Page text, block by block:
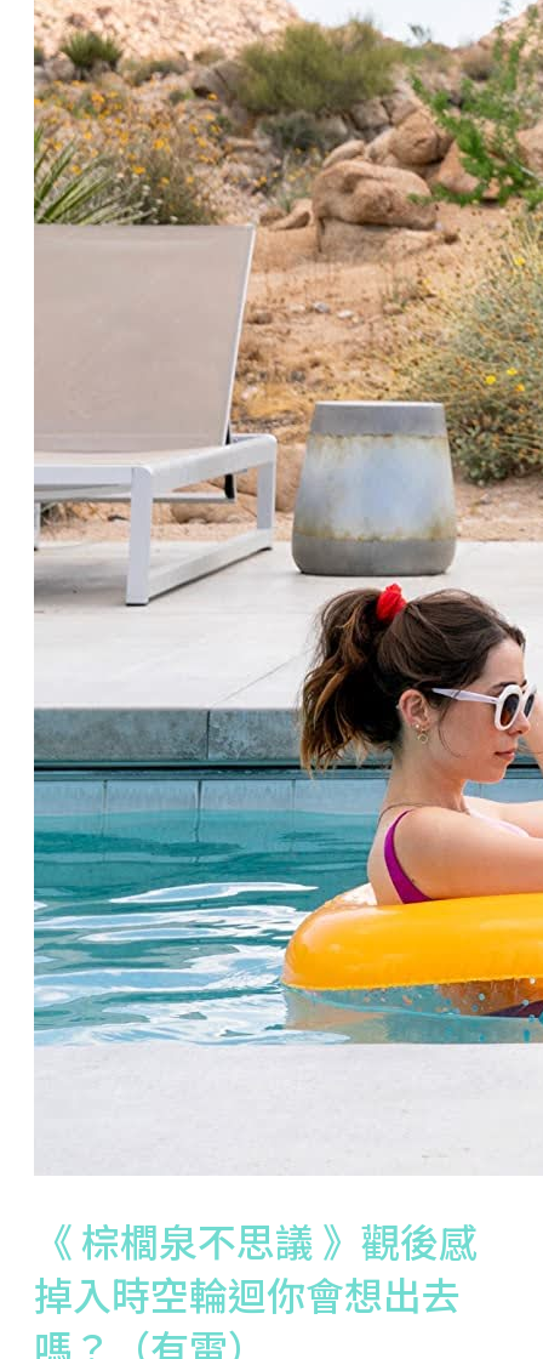
《 棕櫚泉不思議 》觀後感
掉入時空輪迴你會想出去
嗎？（有雷）